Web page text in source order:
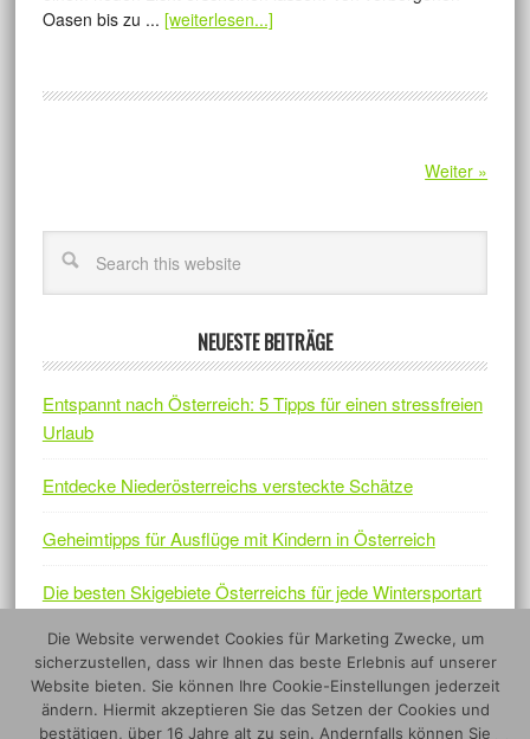
Oasen bis zu ... [weiterlesen...]
Weiter »
NEUESTE BEITRÄGE
Entspannt nach Österreich: 5 Tipps für einen stressfreien
Urlaub
Entdecke Niederösterreichs versteckte Schätze
Geheimtipps für Ausflüge mit Kindern in Österreich
Die besten Skigebiete Österreichs für jede Wintersportart
Österreichs Naturjuwelen – Fünf Nationalparks, die sich
lohnen
Die Website verwendet Cookies für Marketing Zwecke, um
sicherzustellen, dass wir Ihnen das beste Erlebnis auf unserer
Website bieten. Sie können Ihre Cookie-Einstellungen jederzeit
ändern. Hiermit akzeptieren Sie das Setzen der Cookies und
bestätigen, über 16 Jahre alt zu sein. Andernfalls können Sie